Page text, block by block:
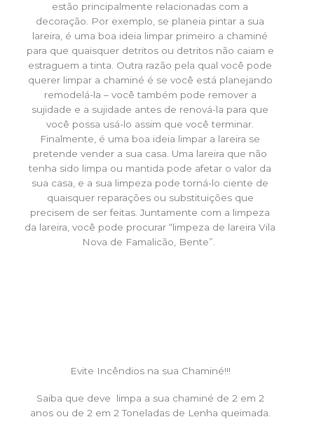
estão principalmente relacionadas com a
decoração. Por exemplo, se planeia pintar a sua
lareira, é uma boa ideia limpar primeiro a chaminé
para que quaisquer detritos ou detritos não caiam e
estraguem a tinta. Outra razão pela qual você pode
querer limpar a chaminé é se você está planejando
remodelá-la – você também pode remover a
sujidade e a sujidade antes de renová-la para que
você possa usá-lo assim que você terminar.
Finalmente, é uma boa ideia limpar a lareira se
pretende vender a sua casa. Uma lareira que não
tenha sido limpa ou mantida pode afetar o valor da
sua casa, e a sua limpeza pode torná-lo ciente de
quaisquer reparações ou substituições que
precisem de ser feitas. Juntamente com a limpeza
da lareira, você pode procurar “limpeza de lareira Vila
Nova de Famalicão, Bente”.
Evite Incêndios na sua Chaminé!!!
Saiba que deve limpa a sua chaminé de 2 em 2
anos ou de 2 em 2 Toneladas de Lenha queimada.